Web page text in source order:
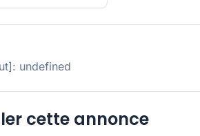
undefined
cette annonce